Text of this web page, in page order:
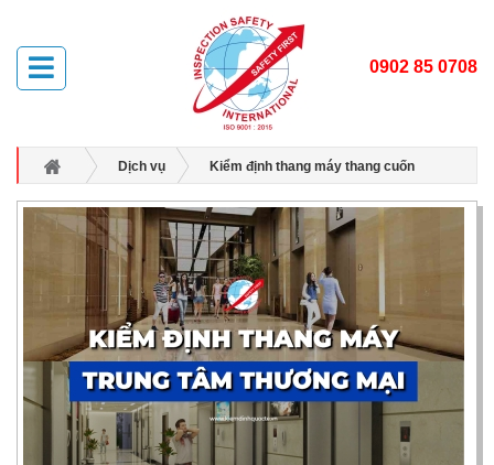
0902 85 0708
Dịch vụ Kiểm định thang máy thang cuốn